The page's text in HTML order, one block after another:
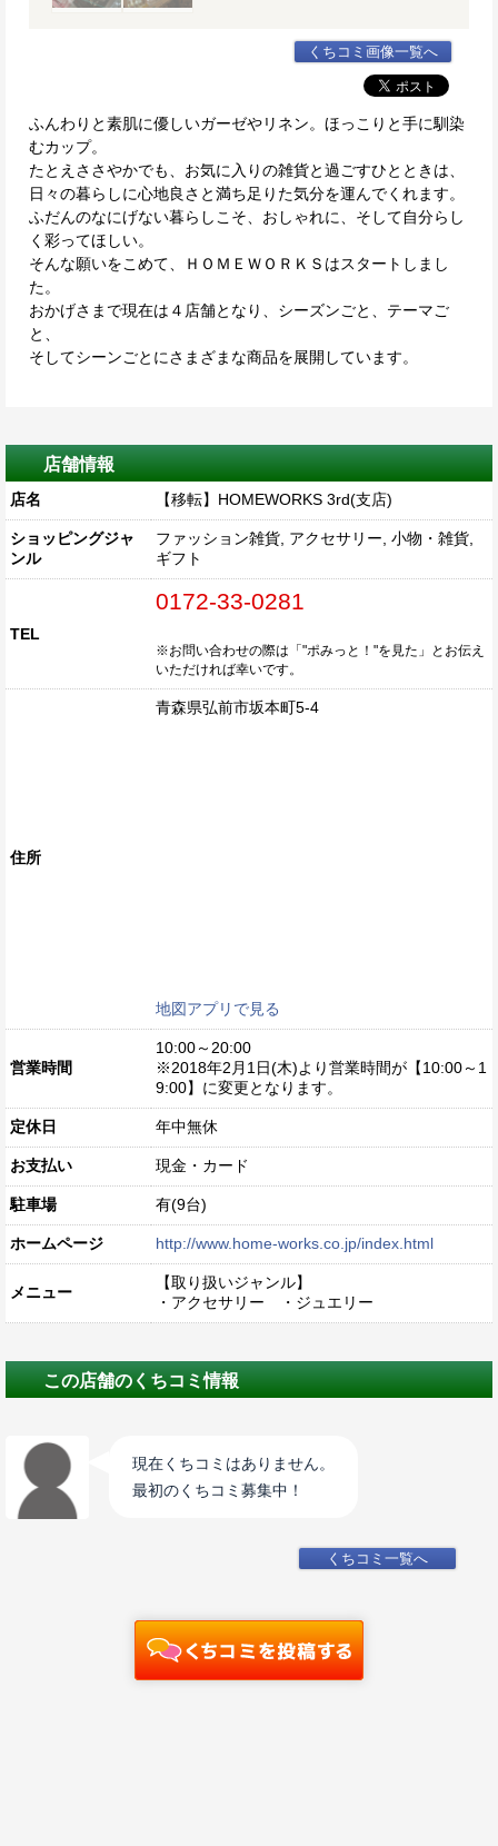
くちコミ画像一覧へ
ふんわりと素肌に優しいガーゼやリネン。ほっこりと手に馴染
むカップ。
たとえささやかでも、お気に入りの雑貨と過ごすひとときは、
日々の暮らしに心地良さと満ち足りた気分を運んでくれます。
ふだんのなにげない暮らしこそ、おしゃれに、そして自分らし
く彩ってほしい。
そんな願いをこめて、ＨＯＭＥＷＯＲＫＳはスタートしまし
た。
おかげさまで現在は４店舗となり、シーズンごと、テーマご
と、
そしてシーンごとにさまざまな商品を展開しています。
店舗情報
店名 【移転】HOMEWORKS 3rd(支店)
ショッピングジャ
ンル
ファッション雑貨, アクセサリー, 小物・雑貨,
ギフト
TEL
0172-33-0281
※お問い合わせの際は「"ポみっと！"を見た」とお伝え
いただければ幸いです。
住所
青森県弘前市坂本町5-4
地図アプリで見る
営業時間
10:00～20:00
※2018年2月1日(木)より営業時間が【10:00～1
9:00】に変更となります。
定休日 年中無休
お支払い 現金・カード
駐車場 有(9台)
ホームページ http://www.home-works.co.jp/index.html
メニュー
【取り扱いジャンル】
・アクセサリー ・ジュエリー
この店舗のくちコミ情報
現在くちコミはありません。
最初のくちコミ募集中！
くちコミ一覧へ